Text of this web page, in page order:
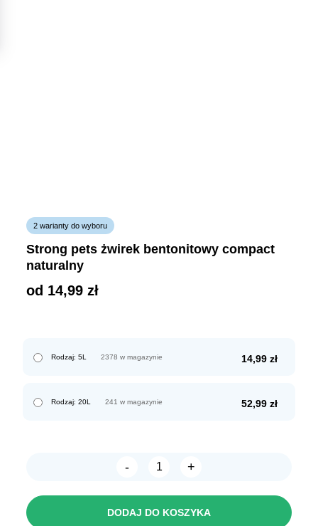
2 warianty do wyboru
strong pets żwirek bentonitowy compact
naturalny
od 14,99zł
Rodzaj: 5L 14,99 zł
2378 w magazynie
Rodzaj: 20L 52,99 zł
241 w magazynie
-
ilość
Bentonitowy
+
DODAJ DO KOSZYKA